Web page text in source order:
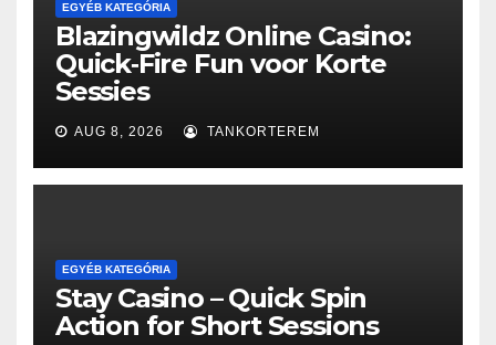
EGYÉB KATEGÓRIA
Blazingwildz Online Casino:
Quick‑Fire Fun voor Korte
Sessies
AUG 8, 2026 TANKORTEREM
EGYÉB KATEGÓRIA
Stay Casino – Quick Spin
Action for Short Sessions